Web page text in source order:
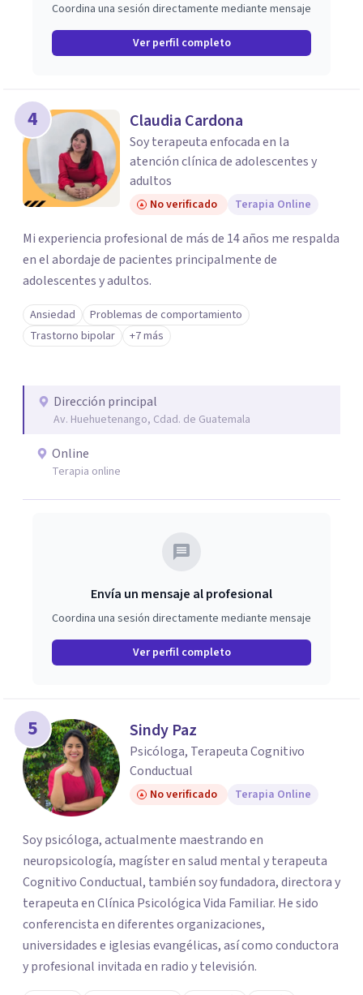
Coordina una sesión directamente mediante mensaje
Ver perfil completo
4 Claudia Cardona
Soy terapeuta enfocada en la
atención clínica de adolescentes y
adultos
No verificado Terapia Online
Mi experiencia profesional de más de 14 años me respalda
en el abordaje de pacientes principalmente de
adolescentes y adultos.
Ansiedad
Problemas de comportamiento
Trastorno bipolar
+7 más
Dirección principal
Av. Huehuetenango, Cdad. de Guatemala
Online
Terapia online
Envía un mensaje al profesional
Coordina una sesión directamente mediante mensaje
Ver perfil completo
5 Sindy Paz
Psicóloga, Terapeuta Cognitivo
Conductual
No verificado Terapia Online
Soy psicóloga, actualmente maestrando en
neuropsicología, magíster en salud mental y terapeuta
Cognitivo Conductual, también soy fundadora, directora y
terapeuta en Clínica Psicológica Vida Familiar. He sido
conferencista en diferentes organizaciones,
universidades e iglesias evangélicas, así como conductora
y profesional invitada en radio y televisión.